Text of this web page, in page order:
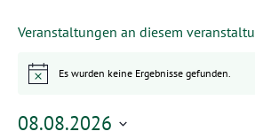
Veranstaltungen an diesem
HinweisEs wurden keine Ergebnisse gefunden.
08.08.2026